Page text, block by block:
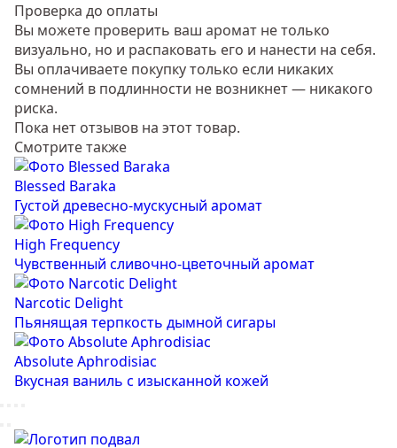
Проверка до оплаты
Вы можете проверить ваш аромат не только
визуально, но и распаковать его и нанести на себя.
Вы оплачиваете покупку только если никаких
сомнений в подлинности не возникнет — никакого
риска.
Пока нет отзывов на этот товар.
Смотрите также
Blessed Baraka
Густой древесно-мускусный аромат
High Frequency
Чувственный сливочно-цветочный аромат
Narcotic Delight
Пьянящая терпкость дымной сигары
Absolute Aphrodisiac
Вкусная ваниль с изысканной кожей